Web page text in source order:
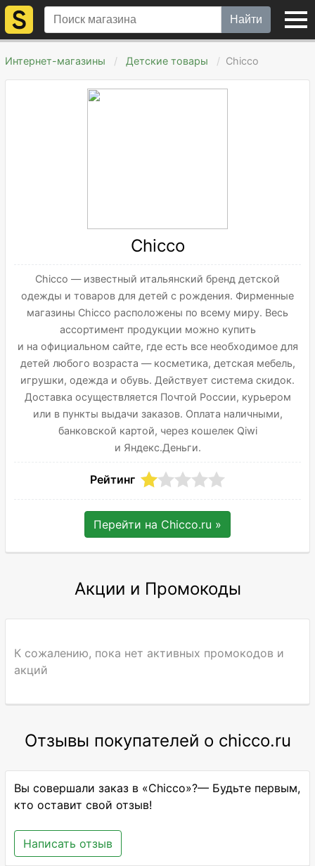
Найти
Интернет-магазины Детские товары Chicco
Chicco
Chicco — известный итальянский бренд детской
одежды и товаров для детей с рождения. Фирменные
магазины Chicco расположены по всему миру. Весь
ассортимент продукции можно купить
и на официальном сайте, где есть все необходимое для
детей любого возраста — косметика, детская мебель,
игрушки, одежда и обувь. Действует система скидок.
Доставка осуществляется Почтой России, курьером
или в пункты выдачи заказов. Оплата наличными,
банковской картой, через кошелек Qiwi
и Яндекс.Деньги.
Рейтинг
Перейти на Chicco.ru »
Акции и Промокоды
К сожалению, пока нет активных промокодов и
акций
Отзывы покупателей о chicco.ru
Вы совершали заказ в «Chicco»?— Будьте первым,
кто оставит свой отзыв!
Написать отзыв